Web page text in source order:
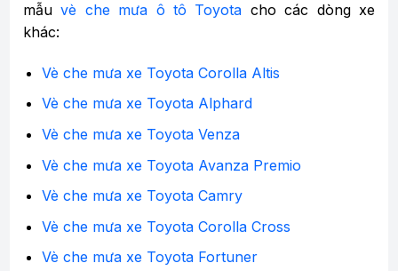
mẫuvè che mưa ô tô Toyota cho các dòng xe
khác:
Vè che mưa xe Toyota Corolla Altis
Vè che mưa xe Toyota Alphard
Vè che mưa xe Toyota Venza
Vè che mưa xe Toyota Avanza Premio
Vè che mưa xe Toyota Camry
Vè che mưa xe Toyota Corolla Cross
Vè che mưa xe Toyota Fortuner